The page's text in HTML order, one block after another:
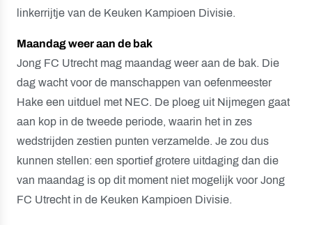
linkerrijtje van de Keuken Kampioen Divisie.
Maandag weer aan de bak
Jong FC Utrecht mag maandag weer aan de bak. Die
dag wacht voor de manschappen van oefenmeester
Hake een uitduel met NEC. De ploeg uit Nijmegen gaat
aan kop in de tweede periode, waarin het in zes
wedstrijden zestien punten verzamelde. Je zou dus
kunnen stellen: een sportief grotere uitdaging dan die
van maandag is op dit moment niet mogelijk voor Jong
FC Utrecht in de Keuken Kampioen Divisie.